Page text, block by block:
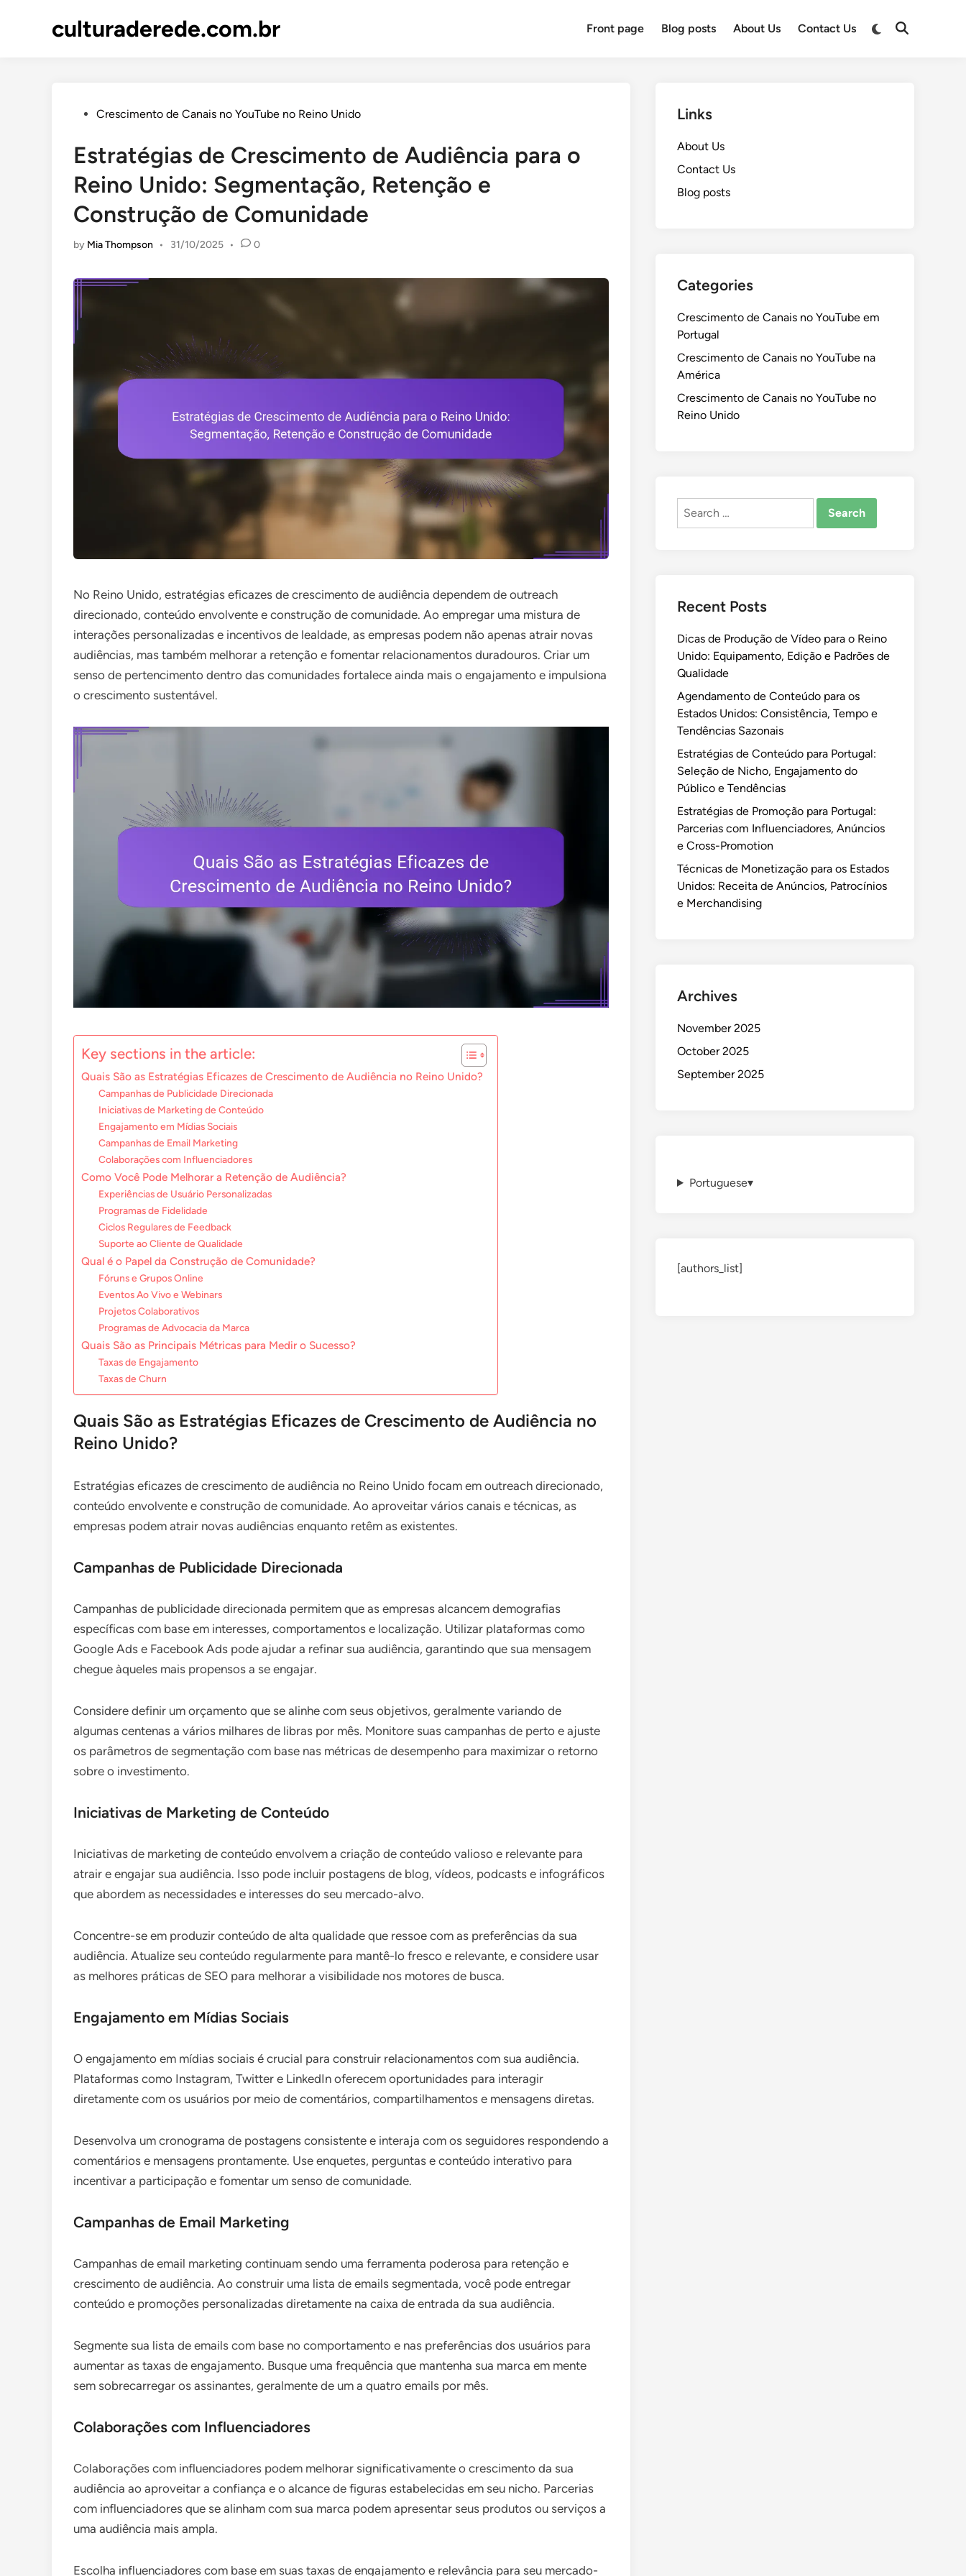
culturaderede.com.br Front page Blog posts About Us Contact Us
Switch
Open
PostedCrescimento de Canais no YouTube no Reino Unido
Estratégias de Crescimento de Audiência para o
Reino Unido: Segmentação, Retenção e
Construção de Comunidade
by Mia Thompson • 31/10/2025 • 0
No Reino Unido, estratégias eficazes de crescimento de audiência dependem de outreach
direcionado, conteúdo envolvente e construção de comunidade. Ao empregar uma mistura de
interações personalizadas e incentivos de lealdade, as empresas podem não apenas atrair novas
audiências, mas também melhorar a retenção e fomentar relacionamentos duradouros. Criar um
senso de pertencimento dentro das comunidades fortalece ainda mais o engajamento e impulsiona
o crescimento sustentável.
Key sections in the article:
Quais São as Estratégias Eficazes de Crescimento de Audiência no Reino Unido?
Campanhas de Publicidade Direcionada
Iniciativas de Marketing de Conteúdo
Engajamento em Mídias Sociais
Campanhas de Email Marketing
Colaborações com Influenciadores
Como Você Pode Melhorar a Retenção de Audiência?
Experiências de Usuário Personalizadas
Programas de Fidelidade
Ciclos Regulares de Feedback
Suporte ao Cliente de Qualidade
Qual é o Papel da Construção de Comunidade?
Fóruns e Grupos Online
Eventos Ao Vivo e Webinars
Projetos Colaborativos
Programas de Advocacia da Marca
Quais São as Principais Métricas para Medir o Sucesso?
Taxas de Engajamento
Taxas de Churn
Quais São as Estratégias Eficazes de Crescimento de Audiência no
Reino Unido?
Estratégias eficazes de crescimento de audiência no Reino Unido focam em outreach direcionado,
conteúdo envolvente e construção de comunidade. Ao aproveitar vários canais e técnicas, as
empresas podem atrair novas audiências enquanto retêm as existentes.
Campanhas de Publicidade Direcionada
Campanhas de publicidade direcionada permitem que as empresas alcancem demografias
específicas com base em interesses, comportamentos e localização. Utilizar plataformas como
Google Ads e Facebook Ads pode ajudar a refinar sua audiência, garantindo que sua mensagem
chegue àqueles mais propensos a se engajar.
Considere definir um orçamento que se alinhe com seus objetivos, geralmente variando de
algumas centenas a vários milhares de libras por mês. Monitore suas campanhas de perto e ajuste
os parâmetros de segmentação com base nas métricas de desempenho para maximizar o retorno
sobre o investimento.
Iniciativas de Marketing de Conteúdo
Iniciativas de marketing de conteúdo envolvem a criação de conteúdo valioso e relevante para
atrair e engajar sua audiência. Isso pode incluir postagens de blog, vídeos, podcasts e infográficos
que abordem as necessidades e interesses do seu mercado-alvo.
Concentre-se em produzir conteúdo de alta qualidade que ressoe com as preferências da sua
audiência. Atualize seu conteúdo regularmente para mantê-lo fresco e relevante, e considere usar
as melhores práticas de SEO para melhorar a visibilidade nos motores de busca.
Engajamento em Mídias Sociais
O engajamento em mídias sociais é crucial para construir relacionamentos com sua audiência.
Plataformas como Instagram, Twitter e LinkedIn oferecem oportunidades para interagir
diretamente com os usuários por meio de comentários, compartilhamentos e mensagens diretas.
Desenvolva um cronograma de postagens consistente e interaja com os seguidores respondendo a
comentários e mensagens prontamente. Use enquetes, perguntas e conteúdo interativo para
incentivar a participação e fomentar um senso de comunidade.
Campanhas de Email Marketing
Campanhas de email marketing continuam sendo uma ferramenta poderosa para retenção e
crescimento de audiência. Ao construir uma lista de emails segmentada, você pode entregar
conteúdo e promoções personalizadas diretamente na caixa de entrada da sua audiência.
Segmente sua lista de emails com base no comportamento e nas preferências dos usuários para
aumentar as taxas de engajamento. Busque uma frequência que mantenha sua marca em mente
sem sobrecarregar os assinantes, geralmente de um a quatro emails por mês.
Colaborações com Influenciadores
Colaborações com influenciadores podem melhorar significativamente o crescimento da sua
audiência ao aproveitar a confiança e o alcance de figuras estabelecidas em seu nicho. Parcerias
com influenciadores que se alinham com sua marca podem apresentar seus produtos ou serviços a
uma audiência mais ampla.
Escolha influenciadores com base em suas taxas de engajamento e relevância para seu mercado-
Links
About Us
Contact Us
Blog posts
Categories
Crescimento de Canais no YouTube em
Portugal
Crescimento de Canais no YouTube na
América
Crescimento de Canais no YouTube no
Reino Unido
Search
Recent Posts
Dicas de Produção de Vídeo para o Reino
Unido: Equipamento, Edição e Padrões de
Qualidade
Agendamento de Conteúdo para os
Estados Unidos: Consistência, Tempo e
Tendências Sazonais
Estratégias de Conteúdo para Portugal:
Seleção de Nicho, Engajamento do
Público e Tendências
Estratégias de Promoção para Portugal:
Parcerias com Influenciadores, Anúncios
e Cross-Promotion
Técnicas de Monetização para os Estados
Unidos: Receita de Anúncios, Patrocínios
e Merchandising
Archives
November 2025
October 2025
September 2025
Portuguese▾
[authors_list]